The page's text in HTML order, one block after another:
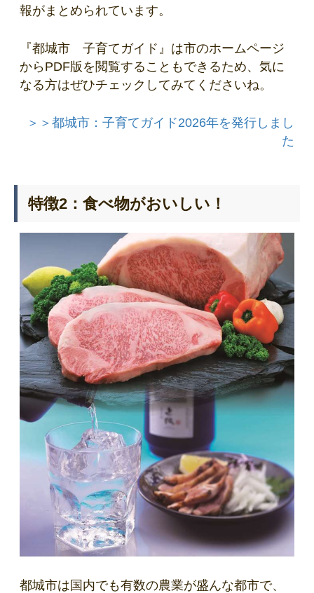
報がまとめられています。
『都城市 子育てガイド』は市のホームページ
からPDF版を閲覧することもできるため、気に
なる方はぜひチェックしてみてくださいね。
＞＞都城市：子育てガイド2026年を発行しまし
た
特徴2：食べ物がおいしい！
都城市は国内でも有数の農業が盛んな都市で、